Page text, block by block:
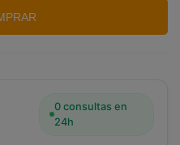
0 consultas en
24h